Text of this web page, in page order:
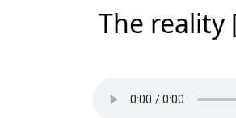
The reality